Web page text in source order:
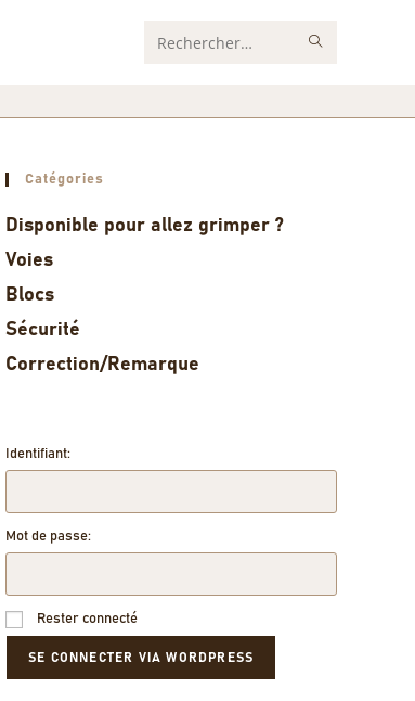
Rechercher
Catégories
Disponible pour allez grimper ?
Voies
Blocs
Sécurité
Correction/Remarque
Identifiant:
Mot de passe:
Rester connecté